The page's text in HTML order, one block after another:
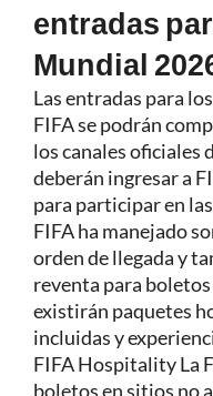
entradas
Mundial
Las entradas para
FIFA se podrán
los canales oficiales
deberán ingresar a
para participar en
FIFA ha manejado
orden de llegada y
reventa para
existirán paquetes
incluidas y
FIFA Hospitality La
boletos en sitios no